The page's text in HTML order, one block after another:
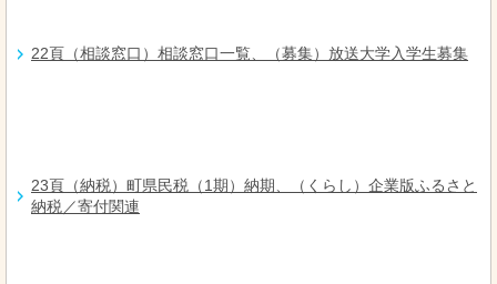
22頁（相談窓口）相談窓口一覧、（募集）放送大学入学生募集
23頁（納税）町県民税（1期）納期、（くらし）企業版ふるさと
納税／寄付関連